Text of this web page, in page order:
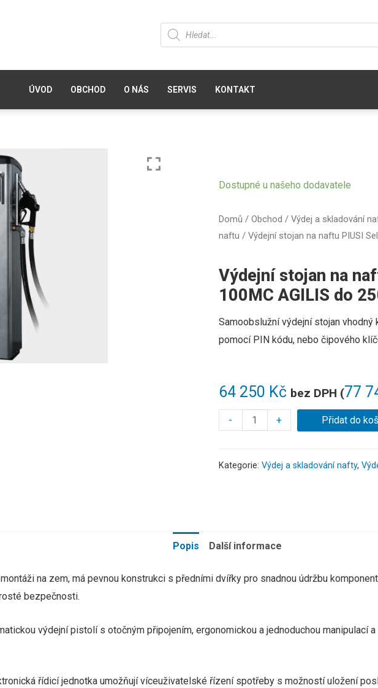
ÚVOD OBCHOD O NÁS SERVIS KONTAKT
Domů / Obchod / Výdej a skladování
naftu / Výdejní stojan na naftu PIUSI
Výdejní stojan na
100MC AGILIS do
64 250 Kč bez DPH (77
Samoobslužní výdejní stojan vhodný
pomocí PIN kódu, nebo čipového
Dostupné u našeho dodavatele
- + Přidat do
Kategorie: Výdej a skladování nafty,
Popis Další informace
na zem, má pevnou konstrukci s předními dvířky pro snadnou údržbu komponent
bezpečnosti.
výdejní pistolí s otočným připojením, ergonomickou a jednoduchou
řídicí jednotka umožňují víceuživatelské řízení spotřeby s možností uložení